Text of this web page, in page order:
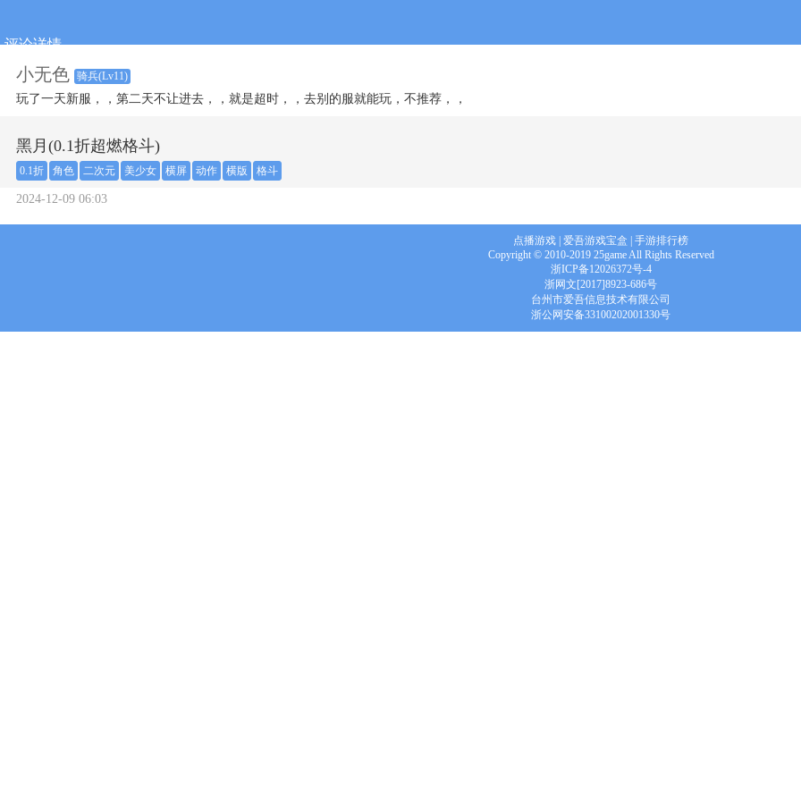
评论详情
小无色 骑兵(Lv11)
玩了一天新服，，第二天不让进去，，就是超时，，去别的服就能玩，不推荐，，
黑月(0.1折超燃格斗)
0.1折 角色 二次元 美少女 横屏 动作 横版 格斗
2024-12-09 06:03
点播游戏 爱吾游戏宝盒
手游排行榜
Copyright © 2010-2019 25game All Rights Reserved
浙ICP备12026372号-4
浙网文[2017]8923-686号
台州市爱吾信息技术有限公司
浙公网安备33100202001330号